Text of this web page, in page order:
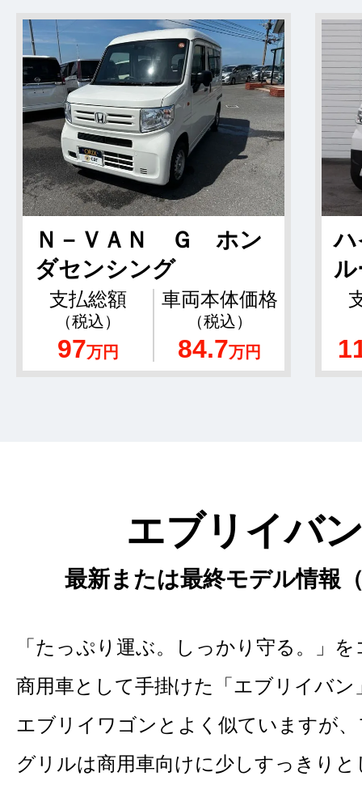
Ｎ－ＶＡＮ Ｇ ホン
ダセンシング
支払総額
（税込）
97万円
車両本体価格
（税込）
84.7万円
エブリイバ
最新または最終モデル情報
「たっぷり運ぶ。しっかり守る。」
商用車として手掛けた「エブリイバン
エブリイワゴンとよく似ていますが
グリルは商用車向けに少しすっきり